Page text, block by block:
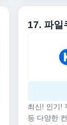
17. 파일
최신! 인기!
등 다양한